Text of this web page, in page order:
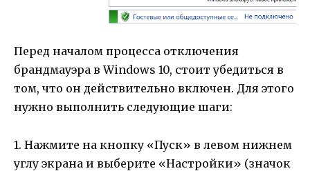
Перед началом процесса отключения
брандмауэра в Windows 10, стоит убедиться в
том, что он действительно включен. Для этого
нужно выполнить следующие шаги:
1. Нажмите на кнопку «Пуск» в левом нижнем
углу экрана и выберите «Настройки» (значок